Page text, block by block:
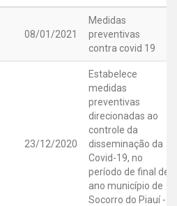
08/01/2021
Medidas
preventivas
contra covid 19
23/12/2020
Estabelece
medidas
preventivas
direcionadas ao
controle da
disseminação da
Covid-19, no
período de final de
ano município de
Socorro do Piauí -